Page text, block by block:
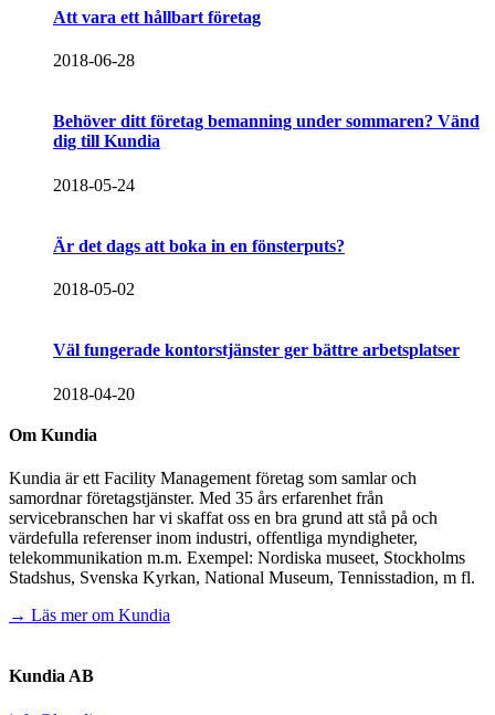
Att vara ett hållbart företag
2018-06-28
Behöver ditt företag bemanning under sommaren? Vänd
dig till Kundia
2018-05-24
Är det dags att boka in en fönsterputs?
2018-05-02
Väl fungerade kontorstjänster ger bättre arbetsplatser
2018-04-20
Om Kundia
Kundia är ett Facility Management företag som samlar och
samordnar företagstjänster. Med 35 års erfarenhet från
servicebranschen har vi skaffat oss en bra grund att stå på och
värdefulla referenser inom industri, offentliga myndigheter,
telekommunikation m.m. Exempel: Nordiska museet, Stockholms
Stadshus, Svenska Kyrkan, National Museum, Tennisstadion, m fl.
→ Läs mer om Kundia
Kundia AB